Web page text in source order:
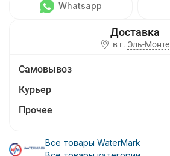
Whatsapp
в г. Эль-Монте
Самовывоз
Курьер
Прочее
Все товары WaterMark